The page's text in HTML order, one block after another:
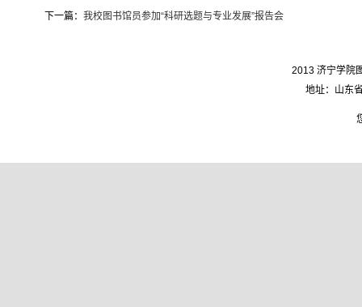
下一篇： 我校图书馆员参加“科研选题与专业发展”报告会
2013 济宁学院
地址：山东